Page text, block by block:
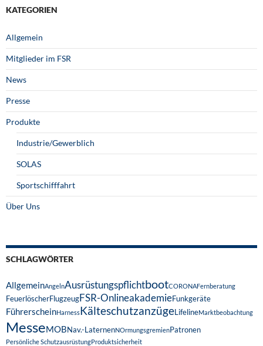
KATEGORIEN
Allgemein
Mitglieder im FSR
News
Presse
Produkte
Industrie/Gewerblich
SOLAS
Sportschifffahrt
Über Uns
SCHLAGWÖRTER
AllgemeinAngelnAusrüstungspflichtbootCORONAFernberatung
FeuerlöscherFlugzeugFSR-OnlineakademieFunkgeräte
FührerscheinHarnessKälteschutzanzügeLifelineMarktbeobachtung
MesseMOBNav.-LaternenNOrmungsgremienPatronen
Persönliche SchutzausrüstungProduktsicherheit